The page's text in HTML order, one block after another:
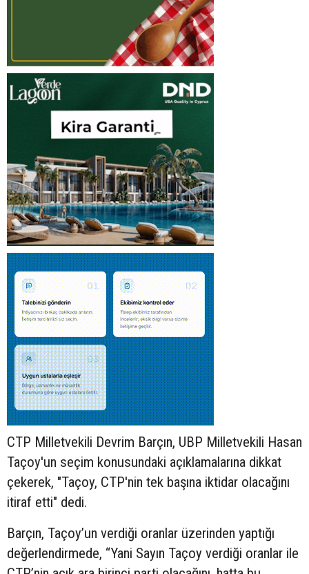
CTP Milletvekili Devrim Barçın, UBP Milletvekili Hasan
Taçoy'un seçim konusundaki açıklamalarına dikkat
çekerek, "Taçoy, CTP'nin tek başına iktidar olacağını
itiraf etti" dedi.
Barçın, Taçoy’un verdiği oranlar üzerinden yaptığı
değerlendirmede, “Yani Sayın Taçoy verdiği oranlar ile